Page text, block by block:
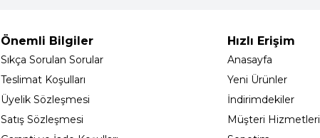
Önemli Bilgiler
Sıkça Sorulan Sorular
Teslimat Koşulları
Üyelik Sözleşmesi
Satış Sözleşmesi
Hızlı Erişim
Anasayfa
Yeni Ürünler
İndirimdekiler
Müşteri Hizmetleri